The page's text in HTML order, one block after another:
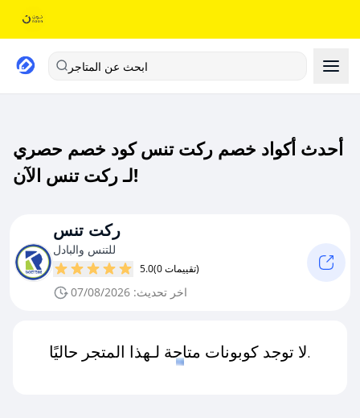
ابحث عن المتاجر
أحدث أكواد خصم ركت تنس كود خصم حصري
لـ ركت تنس الآن!
ركت تنس
للتنس والبادل
5.0 (0 تقييمات)
اخر تحديث: 07/08/2026
لا توجد كوبونات متاحة لـهذا المتجر حاليًا.